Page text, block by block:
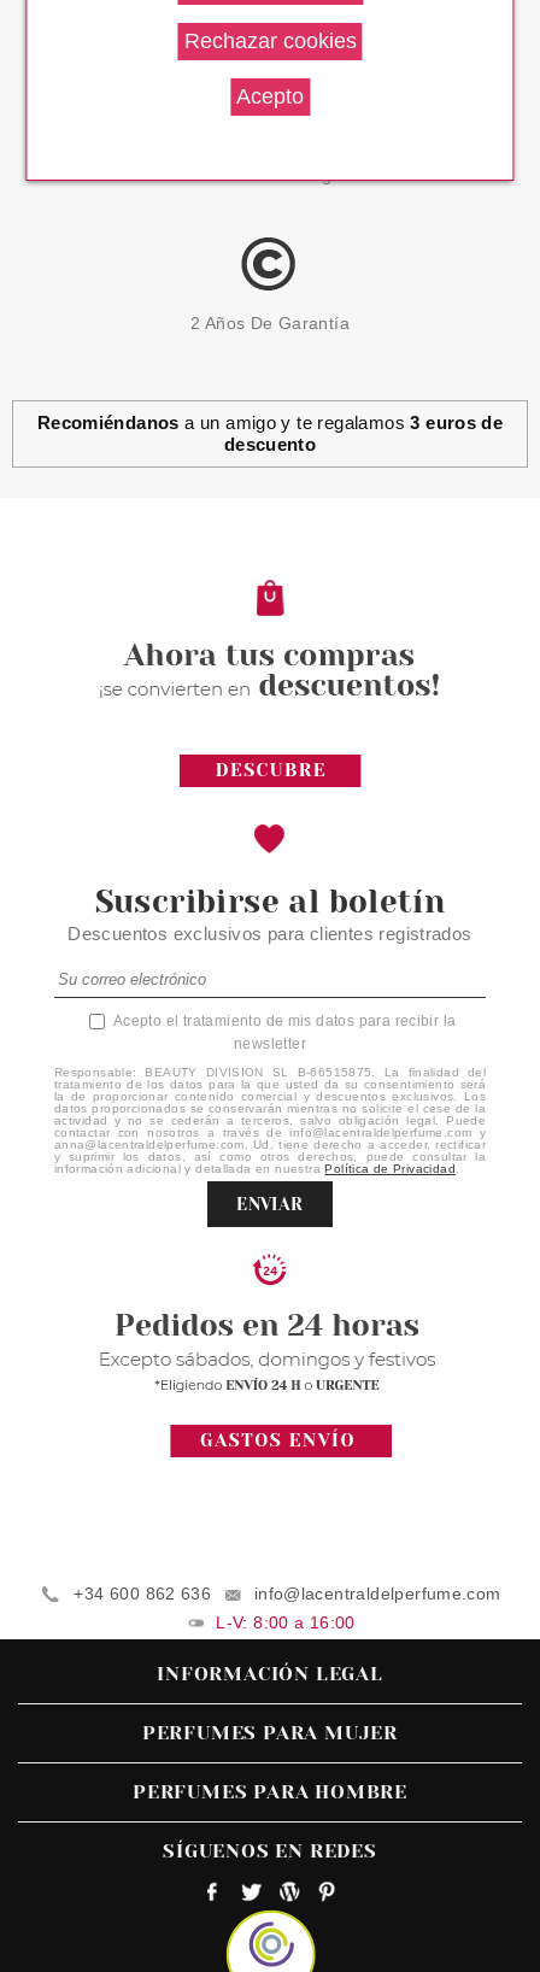
14 Días Devolución
2 Años De Garantía
Recomiéndanos a un amigo y te regalamos3 euros de
descuento
Suscribirse al boletín
Descuentos exclusivos para clientes registrados
Acepto el tratamiento de mis datos para recibir la
newsletter
Responsable: BEAUTY DIVISION SL B-66515875. La finalidad del
tratamiento de los datos para la que usted da su consentimiento será
la de proporcionar contenido comercial y descuentos exclusivos. Los
datos proporcionados se conservarán mientras no solicite el cese de la
actividad y no se cederán a terceros, salvo obligación legal. Puede
contactar con nosotros a través de info@lacentraldelperfume.com y
anna@lacentraldelperfume.com. Ud. tiene derecho a acceder, rectificar
y suprimir los datos, así como otros derechos, puede consultar la
información adicional y detallada en nuestraPolítica de Privacidad
ENVIAR
+34 600 862 636
info@lacentraldelperfume.com
L-V: 8:00 a 16:00
INFORMACIÓN LEGAL
PERFUMES PARA MUJER
PERFUMES PARA HOMBRE
SÍGUENOS EN REDES